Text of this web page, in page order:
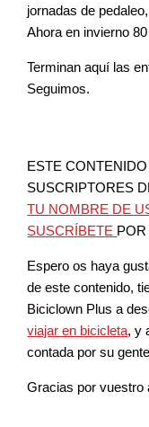
jornadas de
Ahora en invierno
Terminan aquí las
Seguimos.
ESTE
SUSCRIPTORES
TU NOMBRE DE
SUSCRÍBETE
Espero os haya
de este contenido,
Biciclown Plus a
viajar en bicicleta, y
contada por su
Gracias por vuestro